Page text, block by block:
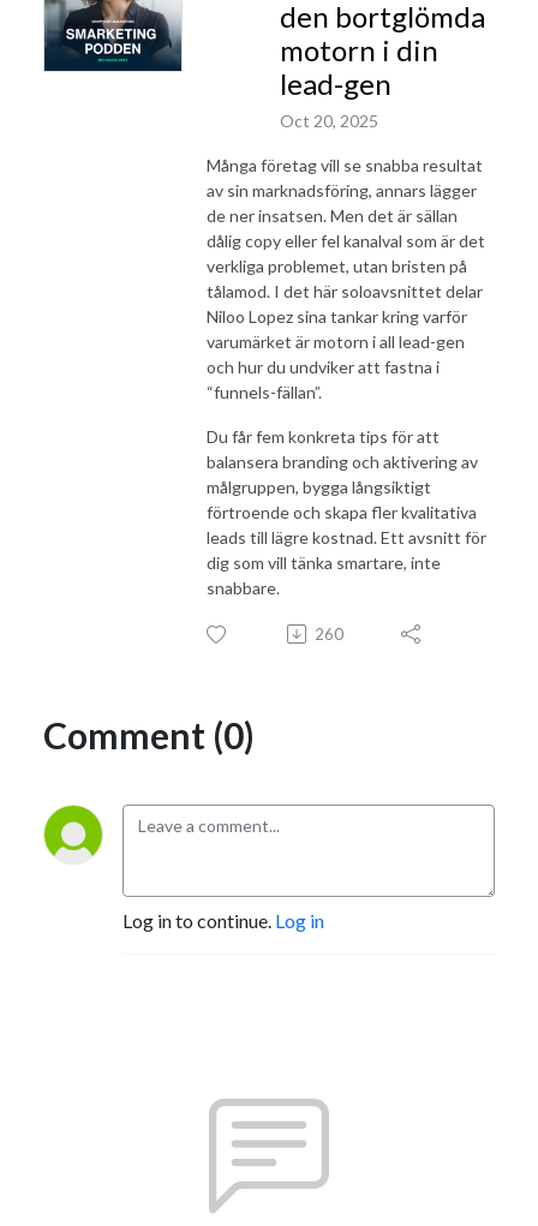
inspirera fler till att köra smarketing fullt ut. För att vi vet att det kommer
att leda till en mer lönsam och långsiktigt tillväxtresa. Vad väntar du på -
den bortglömda
motorn i din
lead-gen
Oct 20, 2025
Många företag vill se snabba resultat
av sin marknadsföring, annars lägger
de ner insatsen. Men det är sällan
dålig copy eller fel kanalval som är det
verkliga problemet, utan bristen på
tålamod. I det här soloavsnittet delar
Niloo Lopez sina tankar kring varför
varumärket är motorn i all lead-gen
och hur du undviker att fastna i
“funnels-fällan”.
Du får fem konkreta tips för att
balansera branding och aktivering av
målgruppen, bygga långsiktigt
förtroende och skapa fler kvalitativa
leads till lägre kostnad. Ett avsnitt för
dig som vill tänka smartare, inte
snabbare.
260
Comment (0)
Log in to continue. Log in